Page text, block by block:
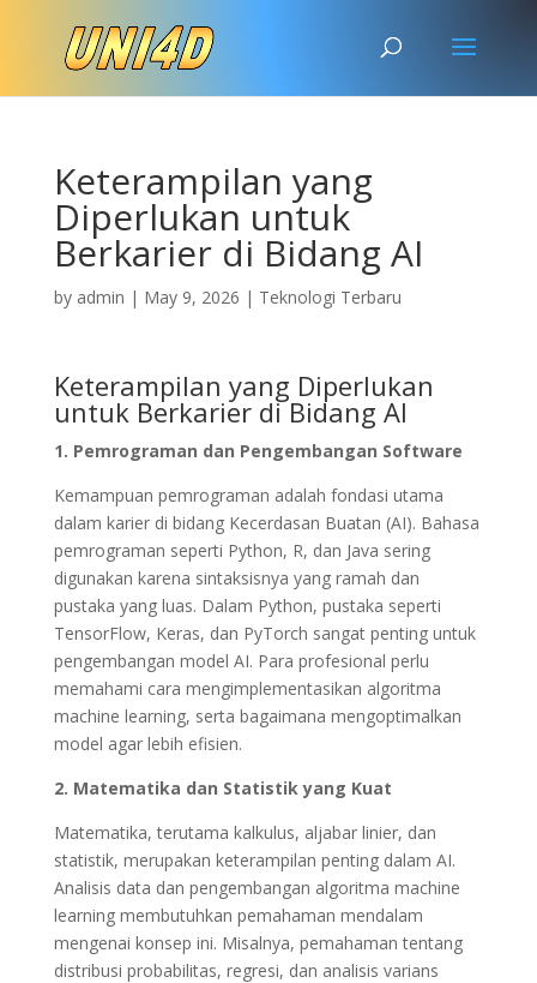
Keterampilan yang
Diperlukan untuk
Berkarier di Bidang AI
by admin | May 9, 2026 | Teknologi Terbaru
Keterampilan yang Diperlukan
untuk Berkarier di Bidang AI
1. Pemrograman dan Pengembangan Software
Kemampuan pemrograman adalah fondasi utama
dalam karier di bidang Kecerdasan Buatan (AI). Bahasa
pemrograman seperti Python, R, dan Java sering
digunakan karena sintaksisnya yang ramah dan
pustaka yang luas. Dalam Python, pustaka seperti
TensorFlow, Keras, dan PyTorch sangat penting untuk
pengembangan model AI. Para profesional perlu
memahami cara mengimplementasikan algoritma
machine learning, serta bagaimana mengoptimalkan
model agar lebih efisien.
2. Matematika dan Statistik yang Kuat
Matematika, terutama kalkulus, aljabar linier, dan
statistik, merupakan keterampilan penting dalam AI.
Analisis data dan pengembangan algoritma machine
learning membutuhkan pemahaman mendalam
mengenai konsep ini. Misalnya, pemahaman tentang
distribusi probabilitas, regresi, dan analisis varians